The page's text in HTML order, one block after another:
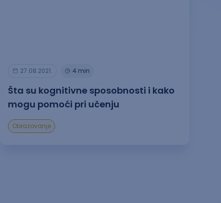
27.08.2021. 4 min
Šta su kognitivne sposobnosti i kako
mogu pomoći pri učenju
Obrazovanje